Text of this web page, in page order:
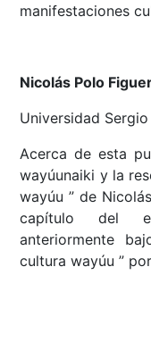
manifestaciones
Nicolás Polo
Universidad
Acerca de esta
wayúunaiki y la
wayúu ” de
capítulo del
anteriormente
cultura wayúu ”